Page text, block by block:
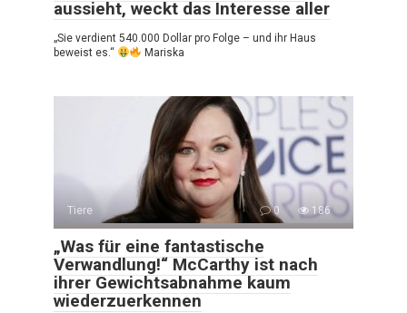
aussieht, weckt das Interesse aller
„Sie verdient 540.000 Dollar pro Folge – und ihr Haus
beweist es.“
Mariska
Tiere 0 186
„Was für eine fantastische
Verwandlung!“ McCarthy ist nach
ihrer Gewichtsabnahme kaum
wiederzuerkennen